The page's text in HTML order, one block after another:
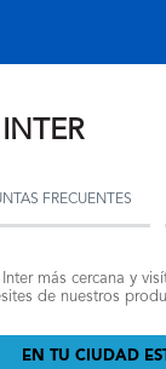
FRECUENTES
más cercana y
de nuestros
EN TU CIUDAD